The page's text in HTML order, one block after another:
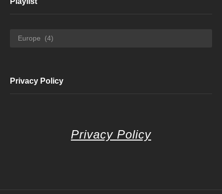
Playlist
Privacy Policy
Privacy Policy